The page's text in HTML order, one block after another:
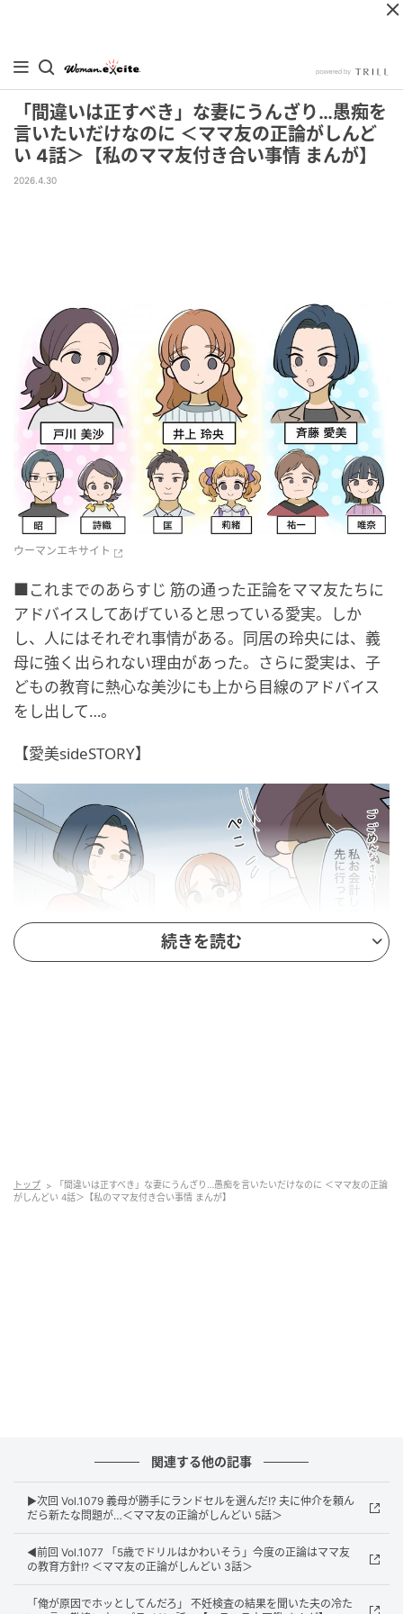
「間違いは正すべき」な妻にうんざり…愚痴を
言いたいだけなのに ＜ママ友の正論がしんど
い 4話＞【私のママ友付き合い事情 まんが】
2026.4.30
ウーマンエキサイト
■これまでのあらすじ 筋の通った正論をママ友たちに
アドバイスしてあげていると思っている愛実。しか
し、人にはそれぞれ事情がある。同居の玲央には、義
母に強く出られない理由があった。さらに愛実は、子
どもの教育に熱心な美沙にも上から目線のアドバイス
をし出して…。
【愛美sideSTORY】
ウーマンエキサイト
続きを読む
トップ
「間違いは正すべき」な妻にうんざり…愚痴を言いたいだけなのに ＜ママ友の正論
がしんどい 4話＞【私のママ友付き合い事情 まんが】
関連する他の記事
▶︎次回 Vol.1079 義母が勝手にランドセルを選んだ!? 夫に仲介を頼ん
だら新たな問題が…＜ママ友の正論がしんどい 5話＞
◀︎前回 Vol.1077 「5歳でドリルはかわいそう」今度の正論はママ友
の教育方針!? ＜ママ友の正論がしんどい 3話＞
「俺が原因でホッとしてんだろ」 不妊検査の結果を聞いた夫の冷た